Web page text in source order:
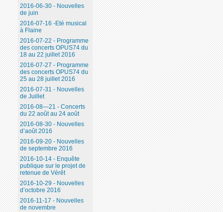
2016-06-30 - Nouvelles
de juin
2016-07-16 -Eté musical
à Flaine
2016-07-22 - Programme
des concerts OPUS74 du
18 au 22 juillet 2016
2016-07-27 - Programme
des concerts OPUS74 du
25 au 28 juillet 2016
2016-07-31 - Nouvelles
de Juillet
2016-08—21 - Concerts
du 22 août au 24 août
2016-08-30 - Nouvelles
d’août 2016
2016-09-20 - Nouvelles
de septembre 2016
2016-10-14 - Enquête
publique sur le projet de
retenue de Vérêt
2016-10-29 - Nouvelles
d’octobre 2016
2016-11-17 - Nouvelles
de novembre